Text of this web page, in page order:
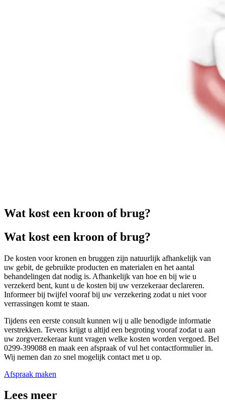
Wat kost een kroon of brug?
Wat kost een kroon of brug?
De kosten voor kronen en bruggen zijn natuurlijk afhankelijk van
uw gebit, de gebruikte producten en materialen en het aantal
behandelingen dat nodig is. Afhankelijk van hoe en bij wie u
verzekerd bent, kunt u de kosten bij uw verzekeraar declareren.
Informeer bij twijfel vooraf bij uw verzekering zodat u niet voor
verrassingen komt te staan.
Tijdens een eerste consult kunnen wij u alle benodigde informatie
verstrekken. Tevens krijgt u altijd een begroting vooraf zodat u aan
uw zorgverzekeraar kunt vragen welke kosten worden vergoed. Bel
0299-399088 en maak een afspraak of vul het contactformulier in.
Wij nemen dan zo snel mogelijk contact met u op.
Afspraak maken
Lees meer